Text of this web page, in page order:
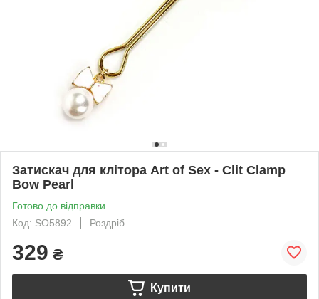
Затискач для клітора Art of Sex - Clit Clamp
Bow Pearl
Готово до відправки
Код: SO5892
Роздріб
329 ₴
Купити